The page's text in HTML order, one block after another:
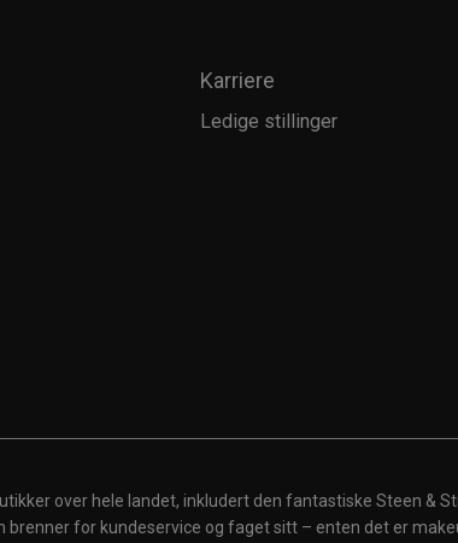
Karriere
Ledige stillinger
over hele landet, inkludert den fantastiske Steen &
for kundeservice og faget sitt – enten det er